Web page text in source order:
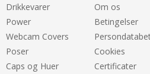
Drikkevarer
Power
Webcam Covers
Poser
Caps og Huer
Om os
Betingelser
Cookies
Certificater